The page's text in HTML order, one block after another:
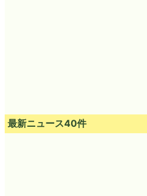
最新ニュース40件